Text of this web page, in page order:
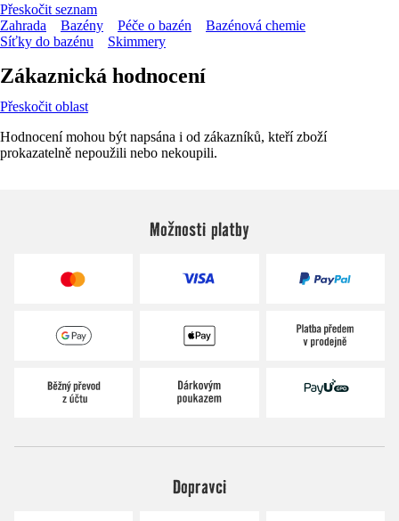
Přeskočit seznam
Zahrada
Bazény Péče o bazén
Bazénová chemie
Síťky do bazénu
Skimmery
Zákaznická hodnocení
Přeskočit oblast
Hodnocení mohou být napsána i od zákazníků, kteří zboží
prokazatelně nepoužili nebo nekoupili.
Možnosti platby
Dopravci